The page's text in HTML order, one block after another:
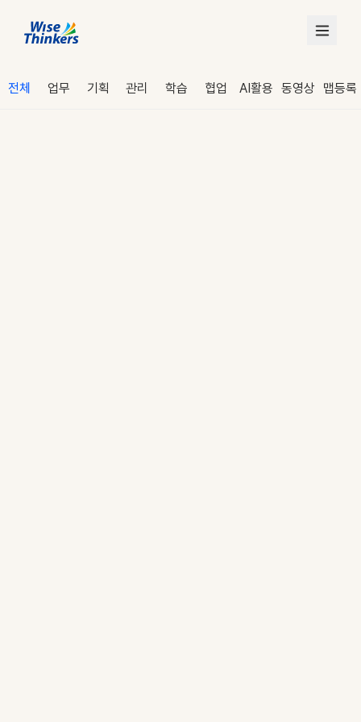
전체 업무 기획 관리 학습 협업 AI활용 동영상 맵등록